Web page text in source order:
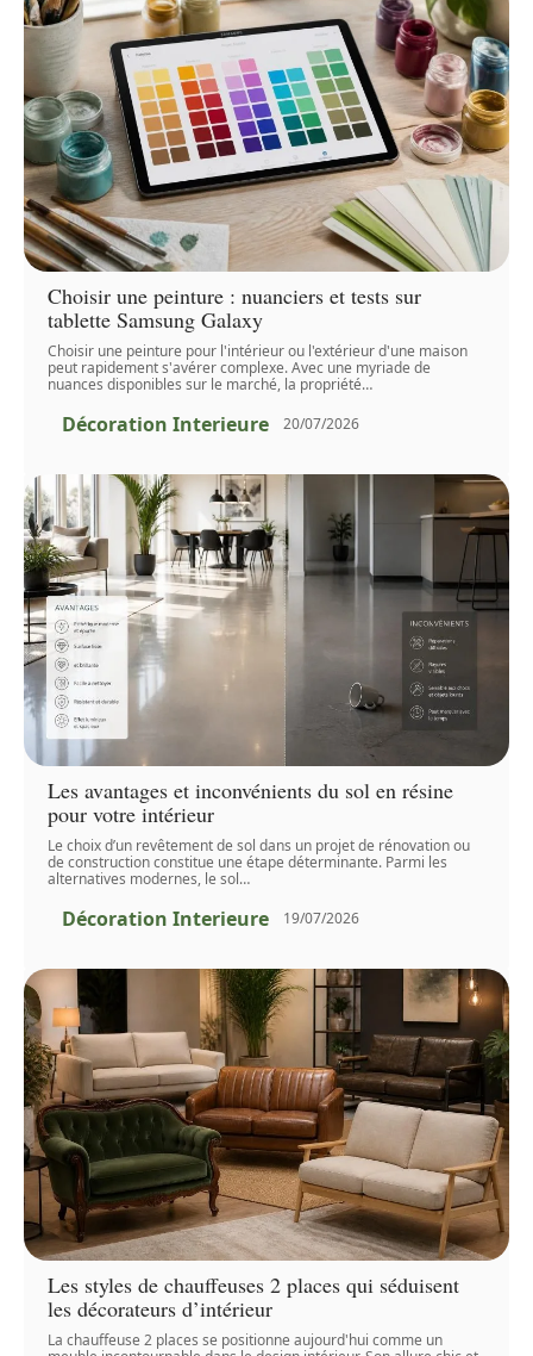
Choisir une peinture : nuanciers et tests sur
tablette Samsung Galaxy
Choisir une peinture pour l'intérieur ou l'extérieur d'une maison
peut rapidement s'avérer complexe. Avec une myriade de
nuances disponibles sur le marché, la propriété…
Décoration Interieure 20/07/2026
Les avantages et inconvénients du sol en résine
pour votre intérieur
Le choix d’un revêtement de sol dans un projet de rénovation ou
de construction constitue une étape déterminante. Parmi les
alternatives modernes, le sol…
Décoration Interieure 19/07/2026
Les styles de chauffeuses 2 places qui séduisent
les décorateurs d’intérieur
La chauffeuse 2 places se positionne aujourd'hui comme un